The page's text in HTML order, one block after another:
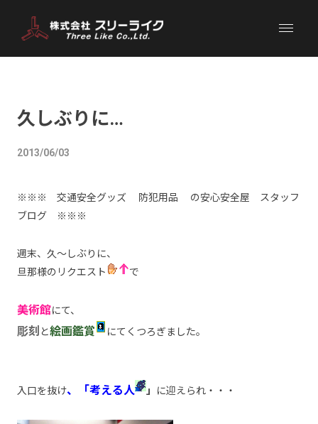
久しぶりに…
2013/06/03
※※※ 交通安全グッズ 防犯用品 の安心安全屋 スタッフ
ブログ ※※※
週末、久～しぶりに、
旦那様のリクエスト
で
美術館にて、
彫刻 と絵画鑑賞 にてくつろぎました。
入口を抜け、「考える人 」 に迎えられ・・・